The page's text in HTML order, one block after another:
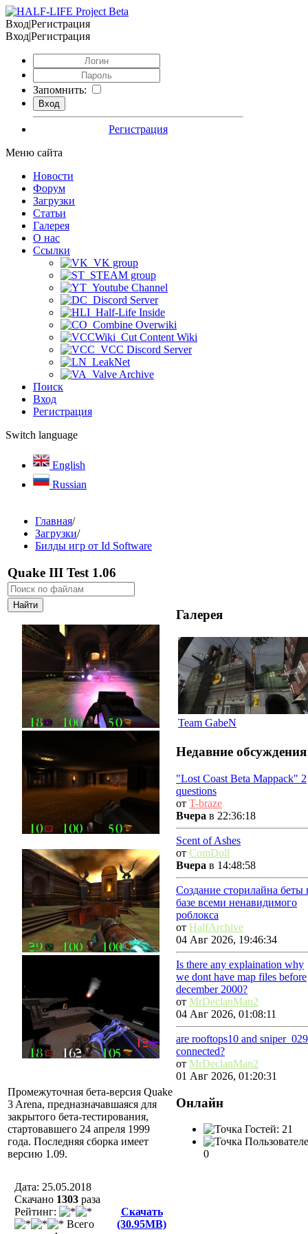
Вход|Регистрация
Вход|Регистрация
Запомнить:
Регистрация
Меню сайта
Новости
Форум
Загрузки
Статьи
Галерея
О нас
Ссылки
VK group
STEAM group
Youtube Channel
Discord Server
Half-Life Inside
Combine Overwiki
Cut Content Wiki
VCC Discord Server
LeakNet
Valve Archive
Поиск
Вход
Регистрация
Switch language
English
Russian
Главная/
Загрузки/
Билды игр от Id Software
Quake III Test 1.06
Промежуточная бета-версия Quake
3 Arena, предназначавшаяся для
закрытого бета-тестирования,
стартовавшего 24 апреля 1999
года. Последняя сборка имеет
версию 1.09.
Дата: 25.05.2018
Скачано 1303 разa
Рейтинг:
Всего
Скачать
(30.95MB)
Галерея
Team GabeN
Недавние обсуждения
"Lost Coast Beta Mappack" 2
questions
от T-braze
Вчера в 22:36:18
Scent of Ashes
от ComDoll
Вчера в 14:48:58
Создание сторилайна беты
базе всеми ненавидимого
роблокса
от HalfArchive
04 Авг 2026, 19:46:34
Is there any explaination why
we dont have map files before
december 2000?
от MrDeclanMan2
04 Авг 2026, 01:08:11
are rooftops10 and sniper_029
connected?
от MrDeclanMan2
01 Авг 2026, 01:20:31
Онлайн
Гостей: 21
0